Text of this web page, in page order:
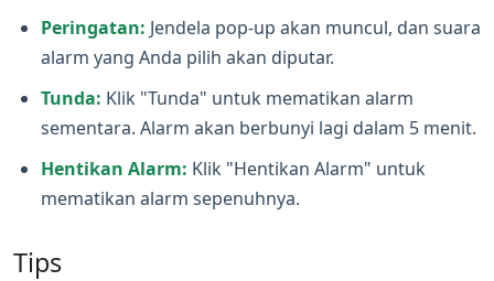
Peringatan: Jendela pop‑up akan muncul, dan suara
alarm yang Anda pilih akan diputar.
Tunda: Klik "Tunda" untuk mematikan alarm
sementara. Alarm akan berbunyi lagi dalam 5 menit.
Hentikan Alarm: Klik "Hentikan Alarm" untuk
mematikan alarm sepenuhnya.
Tips